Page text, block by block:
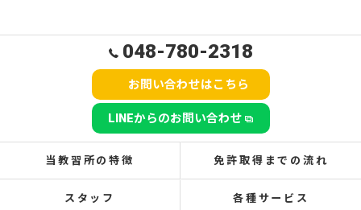
048-780-2318
お問い合わせはこちら
LINEからのお問い合わせ
当教習所の特徴 免許取得までの流れ
スタッフ 各種サービス